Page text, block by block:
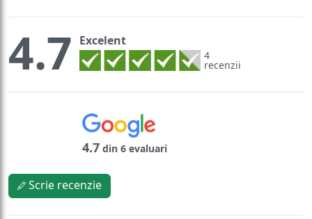
4.7 Excelent
4
recenzii
4.7 din 6 evaluari
Scrie recenzie